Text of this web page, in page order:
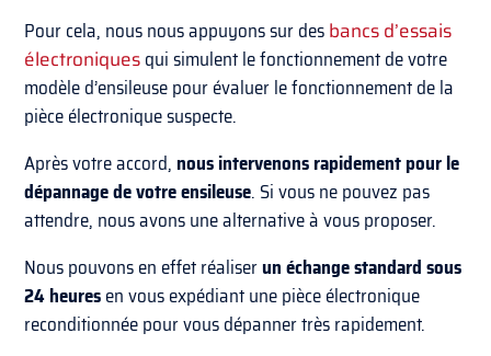
Pour cela, nous nous appuyons sur desbancs d’essais
électroniquesqui simulent le fonctionnement de votre
modèle d’ensileuse pour évaluer le fonctionnement de la
pièce électronique suspecte.
Après votre accord, nous intervenons rapidement pour le
dépannage de votre ensileuse. Si vous ne pouvez pas
attendre, nous avons une alternative à vous proposer.
Nous pouvons en effet réaliserun échange standard sous
24 heuresen vous expédiant une pièce électronique
reconditionnée pour vous dépanner très rapidement.